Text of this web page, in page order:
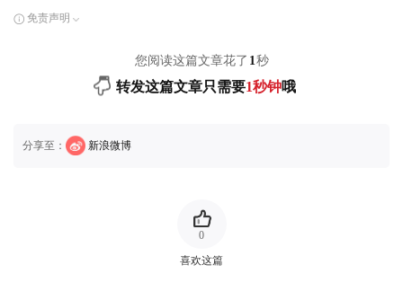
免责声明
您阅读这篇文章花了 1秒
转发这篇文章只需要1秒钟哦
分享至： 新浪微博
喜欢这篇
0